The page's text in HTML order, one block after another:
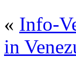
« Info-
in